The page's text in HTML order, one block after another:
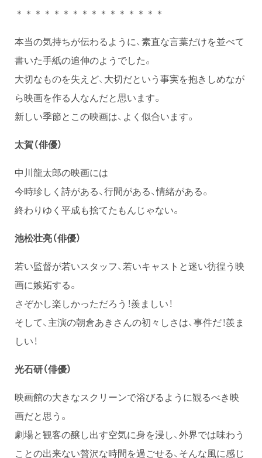
＊＊＊＊＊＊＊＊＊＊＊＊＊＊＊＊
本当の気持ちが伝わるように、素直な言葉だけを並べて
書いた手紙の追伸のようでした。
大切なものを失えど、大切だという事実を抱きしめなが
ら映画を作る人なんだと思います。
新しい季節とこの映画は、よく似合います。
太賀（俳優）
中川龍太郎の映画には
今時珍しく詩がある、行間がある、情緒がある。
終わりゆく平成も捨てたもんじゃない。
池松壮亮（俳優）
若い監督が若いスタッフ、若いキャストと迷い彷徨う映
画に嫉妬する。
さぞかし楽しかっただろう！羨ましい！
そして、主演の朝倉あきさんの初々しさは、事件だ！羨ま
しい！
光石研（俳優）
映画館の大きなスクリーンで浴びるように観るべき映
画だと思う。
劇場と観客の醸し出す空気に身を浸し、外界では味わう
ことの出来ない贅沢な時間を過ごせる、そんな風に感じ